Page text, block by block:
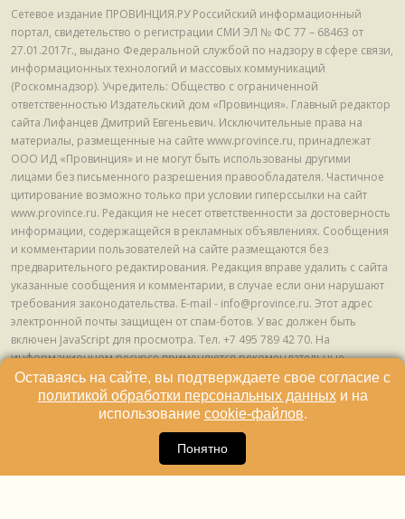
Сетевое издание ПРОВИНЦИЯ.РУ Российский информационный
портал, свидетельство о регистрации СМИ ЭЛ № ФС 77 – 68463 от
27.01.2017г., выдано Федеральной службой по надзору в сфере связи,
информационных технологий и массовых коммуникаций
(Роскомнадзор). Учредитель: Общество с ограниченной
ответственностью Издательский дом «Провинция». Главный редактор
сайта Лифанцев Дмитрий Евгеньевич. Исключительные права на
материалы, размещенные на сайте www.province.ru, принадлежат
ООО ИД «Провинция» и не могут быть использованы другими
лицами без письменного разрешения правообладателя. Частичное
цитирование возможно только при условии гиперссылки на сайт
www.province.ru. Редакция не несет ответственности за достоверность
информации, содержащейся в рекламных объявлениях. Сообщения
и комментарии пользователей на сайте размещаются без
предварительного редактирования. Редакция вправе удалить с сайта
указанные сообщения и комментарии, в случае если они нарушают
требования законодательства. E-mail - info@province.ru. Этот адрес
электронной почты защищен от спам-ботов. У вас должен быть
включен JavaScript для просмотра. Tел. +7 495 789 42 70. На
информационном ресурсе применяются рекомендательные
технологии (информационные технологии предоставления
информации на основе сбора, систематизации и анализа сведений,
относящихся к предпочтениям пользователей сети "Интернет",
находящихся на территории Российской Федерации) © ООО ИД
Оставаясь на сайте, вы подтверждаете свое согласие с
политикой обработки персональных данныхи на
использование cookie-файлов.
Понятно